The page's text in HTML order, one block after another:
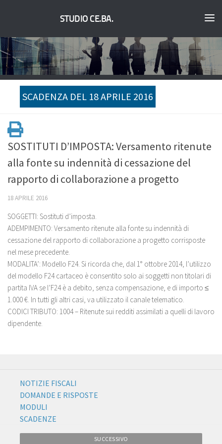
STUDIO CE.BA.
SCADENZA DEL 18 APRILE 2016
SOSTITUTI D’IMPOSTA: Versamento ritenute
alla fonte su indennità di cessazione del
rapporto di collaborazione a progetto
18 APRILE 2016
SOGGETTI: Sostituti d’imposta.
ADEMPIMENTO: Versamento ritenute alla fonte su indennità di
cessazione del rapporto di collaborazione a progetto corrisposte
nel mese precedente.
MODALITA’: Modello F24. Si ricorda che, dal 1° ottobre 2014, l’utilizzo
del modello F24 cartaceo è consentito solo ai soggetti non titolari di
partita IVA se l’F24 è a debito, senza compensazione, e di importo ≤
1.000 €. In tutti gli altri casi, va utilizzato il canale telematico.
CODICI TRIBUTO: 1004 – Ritenute sui redditi assimilati a quelli di lavoro
dipendente.
NOTIZIE FISCALI
DOMANDE E RISPOSTE
MODULI
SCADENZE
SUCCESSIVO